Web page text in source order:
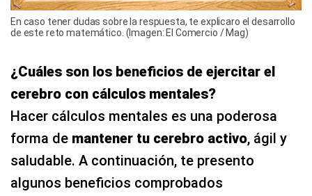
En caso tener dudas sobre la respuesta, te explicaro el desarrollo
de este reto matemático. (Imagen: El Comercio / Mag)
¿Cuáles son los beneficios de ejercitar el
cerebro con cálculos mentales?
Hacer cálculos mentales es una poderosa
forma de mantener tu cerebro activo, ágil y
saludable. A continuación, te presento
algunos beneficios comprobados